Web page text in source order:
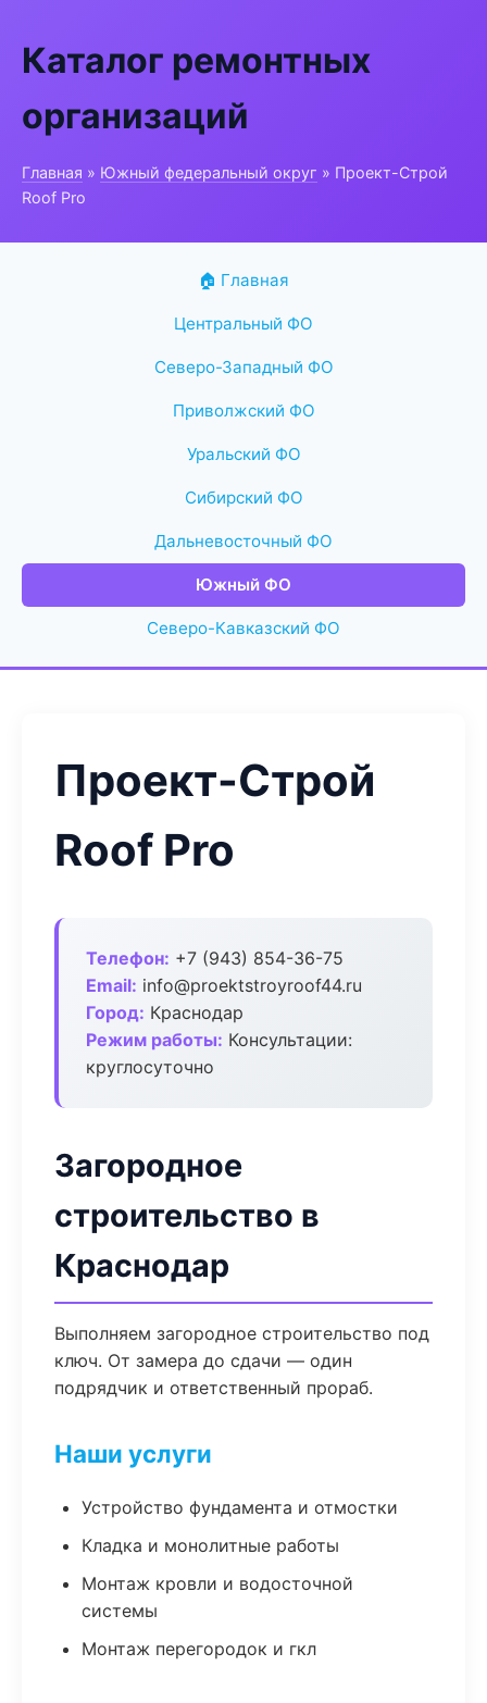
Каталог ремонтных
организаций
Главная » Южный федеральный округ » Проект-Строй
Roof Pro
🏠 Главная
Центральный ФО
Северо-Западный ФО
Приволжский ФО
Уральский ФО
Сибирский ФО
Дальневосточный ФО
Южный ФО
Северо-Кавказский ФО
Проект-Строй
Roof Pro
Телефон: +7 (943) 854-36-75
Email: info@proektstroyroof44.ru
Город: Краснодар
Режим работы: Консультации:
круглосуточно
Загородное
строительство в
Краснодар
Выполняем загородное строительство под
ключ. От замера до сдачи — один
подрядчик и ответственный прораб.
Наши услуги
Устройство фундамента и отмостки
Кладка и монолитные работы
Монтаж кровли и водосточной
системы
Монтаж перегородок и гкл